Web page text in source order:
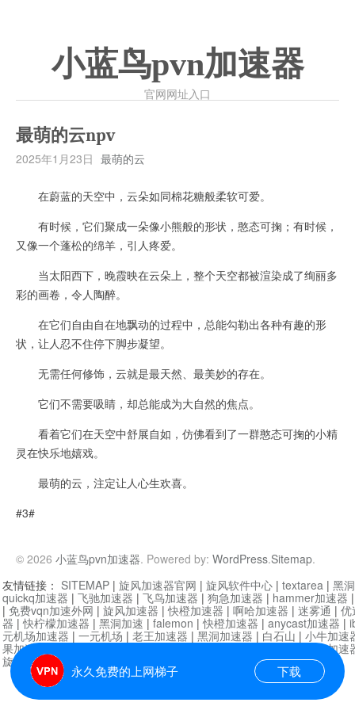
小蓝鸟pvn加速器
官网网址入口
最萌的云npv
2025年1月23日 最萌的云
在蔚蓝的天空中，云朵如同棉花糖般柔软可爱。
有时候，它们聚成一朵像小熊般的形状，憨态可掬；有时候，
又像一个蓬松的绵羊，引人疼爱。
当太阳西下，晚霞映在云朵上，整个天空都被渲染成了绚丽多
彩的画卷，令人陶醉。
在它们自由自在地飘动的过程中，总能勾勒出各种有趣的形
状，让人忍不住停下脚步凝望。
无需任何修饰，云就是最天然、最美妙的存在。
它们不需要吸睛，却总能成为大自然的焦点。
看着它们在天空中舒展自如，仿佛看到了一群憨态可掬的小精
灵在快乐地嬉戏。
最萌的云，注定让人心生欢喜。
#3#
© 2026 小蓝鸟pvn加速器. Powered by: WordPress.Sitemap.
永久免费的上网梯子 下载
友情链接： SITEMAP | 旋风加速器官网 | 旋风软件中心 | textarea | 黑
quickq加速器 | 飞驰加速器 | 飞鸟加速器 | 狗急加速器 | hammer加速器
| 免费vqn加速外网 | 旋风加速器 |快橙加速器 | 啊哈加速器 | 迷雾通 | 优
器 |快柠檬加速器 | 黑洞加速 | falemon |快橙加速器 | anycast加速器 |
元机场加速器 | 一元机场 | 老王加速器 | 黑洞加速器 | 白石山 | 小牛加速
果加速器
芒果加速
旋风加速器度器